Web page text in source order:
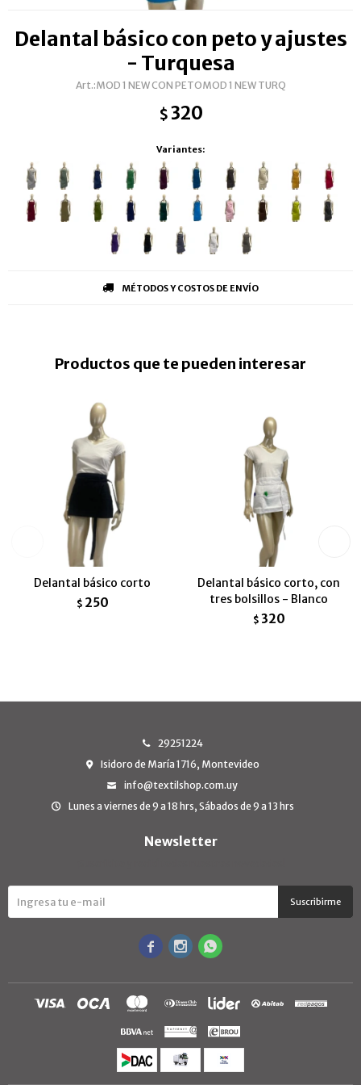
Delantal básico con peto y ajustes
- Turquesa
MOD 1 NEW CON PETOMOD 1 NEW TURQ
$320
Variantes:
MÉTODOS Y COSTOS DE ENVÍO
Productos que te pueden interesar
Delantal básico corto
$ 250
Delantal básico corto, con
tres bolsillos - Blanco
$ 320
29251224
Isidoro de María 1716, Montevideo
info@textilshop.com.uy
Lunes a viernes de 9 a 18 hrs, Sábados de 9 a 13 hrs
Newsletter
Suscribirme
  